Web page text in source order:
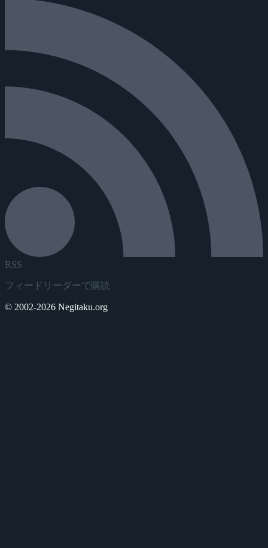
RSS
フィードリーダーで購読
© 2002-2026 Negitaku.org